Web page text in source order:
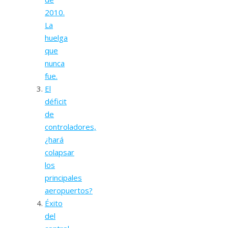
2010.
La
huelga
que
nunca
fue.
El
déficit
de
controladores,
¿hará
colapsar
los
principales
aeropuertos?
Éxito
del